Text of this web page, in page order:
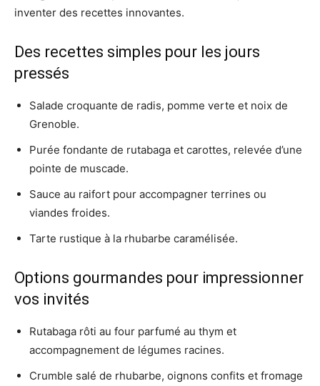
inventer des recettes innovantes.
Des recettes simples pour les jours
pressés
Salade croquante de radis, pomme verte et noix de
Grenoble.
Purée fondante de rutabaga et carottes, relevée d’une
pointe de muscade.
Sauce au raifort pour accompagner terrines ou
viandes froides.
Tarte rustique à la rhubarbe caramélisée.
Options gourmandes pour impressionner
vos invités
Rutabaga rôti au four parfumé au thym et
accompagnement de légumes racines.
Crumble salé de rhubarbe, oignons confits et fromage